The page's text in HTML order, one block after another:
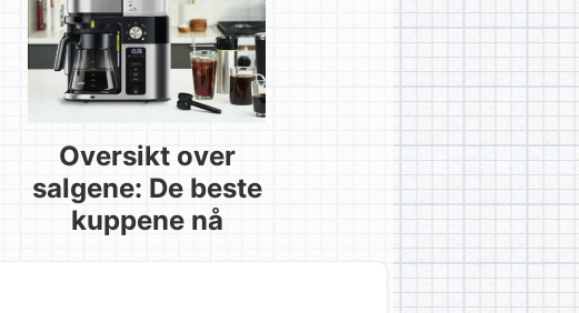
Oversikt over
salgene: De beste
kuppene nå